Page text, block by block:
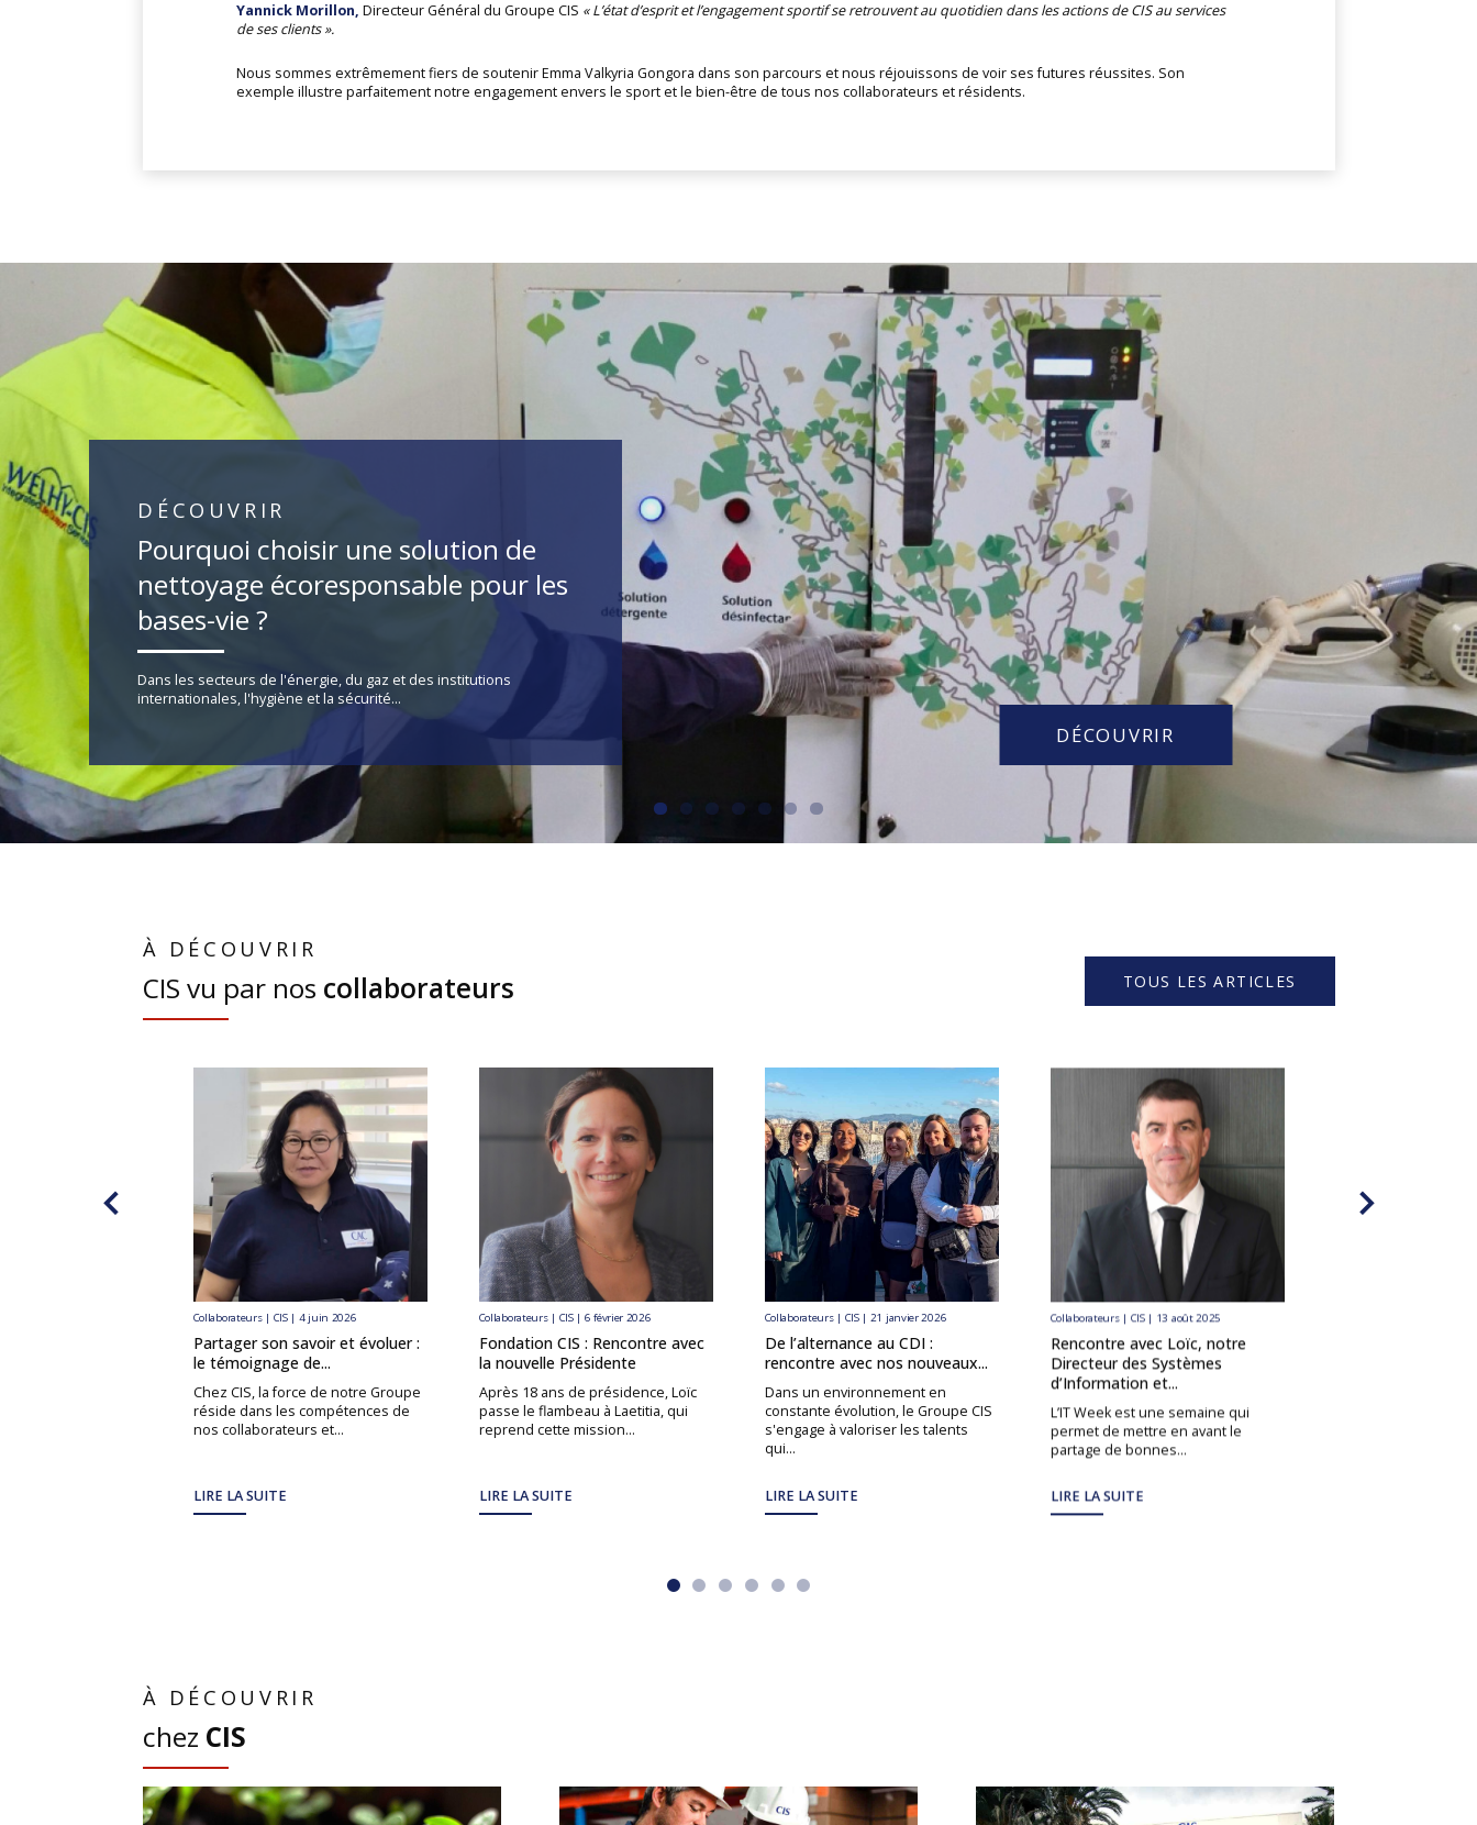
Yannick Morillon, Directeur Général du Groupe CIS « L’état d’esprit et l’engagement sportif se retrouvent au quotidien dans les actions de CIS au services
de ses clients ».
Nous sommes extrêmement fiers de soutenir Emma Valkyria Gongora dans son parcours et nous réjouissons de voir ses futures réussites. Son
exemple illustre parfaitement notre engagement envers le sport et le bien-être de tous nos collaborateurs et résidents.
DÉCOUVRIR
Pourquoi choisir une solution de
nettoyage écoresponsable pour les
bases-vie ?
Dans les secteurs de l'énergie, du gaz et des institutions
internationales, l'hygiène et la sécurité...
DÉCOUVRIR
À DÉCOUVRIR
CIS vu par nos collaborateurs TOUS LES ARTICLES
Collaborateurs | CIS | 4 juin 2026
Partager son savoir et évoluer :
le témoignage de...
Chez CIS, la force de notre Groupe
réside dans les compétences de
nos collaborateurs et...
LIRE LA SUITE
Collaborateurs | CIS | 6 février 2026
Fondation CIS : Rencontre avec
la nouvelle Présidente
Après 18 ans de présidence, Loïc
passe le flambeau à Laetitia, qui
reprend cette mission...
LIRE LA SUITE
Collaborateurs | CIS | 21 janvier 2026
De l’alternance au CDI :
rencontre avec nos nouveaux...
Dans un environnement en
constante évolution, le Groupe CIS
s'engage à valoriser les talents
qui...
LIRE LA SUITE
Collaborateurs | CIS | 13 août 2025
Rencontre avec Loïc, notre
Directeur des Systèmes
d’Information et...
L’IT Week est une semaine qui
permet de mettre en avant le
partage de bonnes...
LIRE LA SUITE
À DÉCOUVRIR
chez CIS